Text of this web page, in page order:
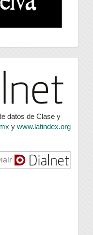
datos de Clase y
y www.latindex.org